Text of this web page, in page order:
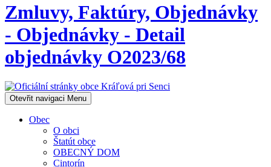
Zmluvy, Faktúry, Objednávky
- Objednávky - Detail
objednávky O2023/68
Otevřit navigaci Menu
Obec
O obci
Štatút obce
OBECNÝ DOM
Cintorín